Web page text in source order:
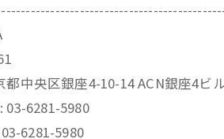
都中央区銀座4-10-14 ACN銀座4ビ
03-6281-5980
03-6281-5980